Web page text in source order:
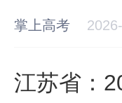
掌上高考
江苏省：